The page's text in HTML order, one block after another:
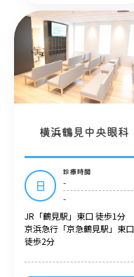
横浜鶴見中央眼科
日
診療時間
-
-
JR「鶴見駅」東口 徒歩1分
京浜急行「京急鶴見駅」東口
徒歩2分